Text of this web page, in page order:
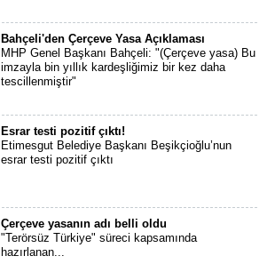
Bahçeli'den Çerçeve Yasa Açıklaması
MHP Genel Başkanı Bahçeli: "(Çerçeve yasa) Bu
imzayla bin yıllık kardeşliğimiz bir kez daha
tescillenmiştir"
Esrar testi pozitif çıktı!
Etimesgut Belediye Başkanı Beşikçioğlu’nun
esrar testi pozitif çıktı
Çerçeve yasanın adı belli oldu
"Terörsüz Türkiye" süreci kapsamında
hazırlanan...